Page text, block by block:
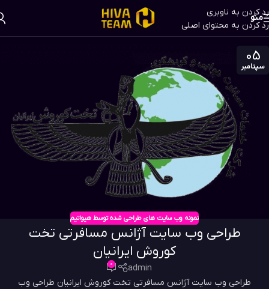
رد کردن به ناوبری
رد کردن به محتوای اصلی
منو
05
سپتامبر
نمونه وب سایت های طراحی شده توسط هیواتیم
طراحی وب سایت آژانس مسافرتی تخت
کوروش ایرانیان
admin
0
طراحی وب سایت آژانس مسافرتی تخت کوروش ایرانیان طراحی وب